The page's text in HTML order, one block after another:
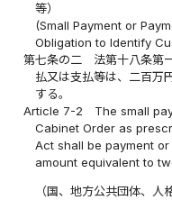
等）
(Small Payment or
Obligation to Identify
第七条の二
法第十八条第
払又は支払等は、二百万
する。
Article 7-2
The small
Cabinet Order as
Act shall be payment
amount equivalent to
（国、地方公共団体、